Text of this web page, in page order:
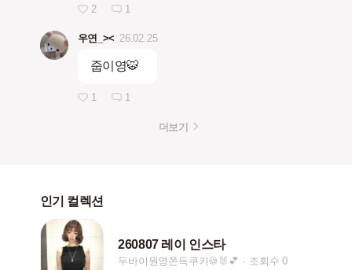
2 1
우연_>< 26.02.25
줍이영🐯
1 1
더보기
인기 컬렉션
260807 레이 인스타
두바이원영쫀득쿠키🍪🐰💕 조회수 0